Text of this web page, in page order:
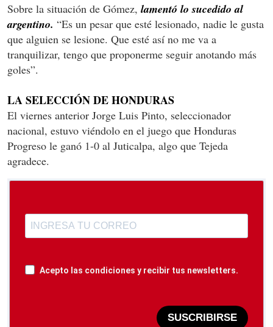
Sobre la situación de Gómez, lamentó lo sucedido al
argentino. “Es un pesar que esté lesionado, nadie le gusta
que alguien se lesione. Que esté así no me va a
tranquilizar, tengo que proponerme seguir anotando más
goles”.
LA SELECCIÓN DE HONDURAS
El viernes anterior Jorge Luis Pinto, seleccionador
nacional, estuvo viéndolo en el juego que Honduras
Progreso le ganó 1-0 al Juticalpa, algo que Tejeda
agradece.
Acepto las condiciones y recibir tus newsletters.
SUSCRIBIRSE